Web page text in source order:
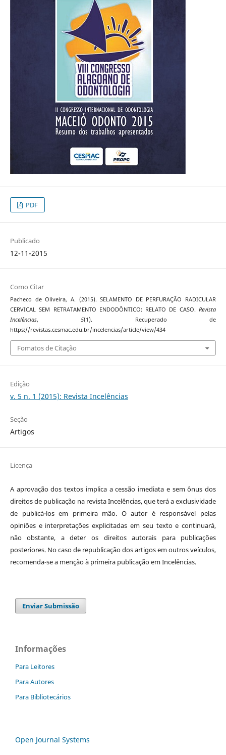
PDF
Publicado
12-11-2015
Como Citar
Pacheco de Oliveira, A. (2015). SELAMENTO DE PERFURAÇÃO RADICULAR
CERVICAL SEM RETRATAMENTO ENDODÔNTICO: RELATO DE CASO.Revista
Incelências,5(1). Recuperado de
https://revistas.cesmac.edu.br/incelencias/article/view/434
Fomatos de Citação
Edição
v. 5 n. 1 (2015): Revista Incelências
Seção
Artigos
Licença
A aprovação dos textos implica a cessão imediata e sem ônus dos
direitos de publicação na revista Incelências, que terá a exclusividade
de publicá-los em primeira mão. O autor é responsável pelas
opiniões e interpretações explicitadas em seu texto e continuará,
não obstante, a deter os direitos autorais para publicações
posteriores. No caso de republicação dos artigos em outros veículos,
recomenda-se a menção à primeira publicação em Incelências.
Enviar Submissão
Informações
Para Leitores
Para Autores
Para Bibliotecários
Open Journal Systems